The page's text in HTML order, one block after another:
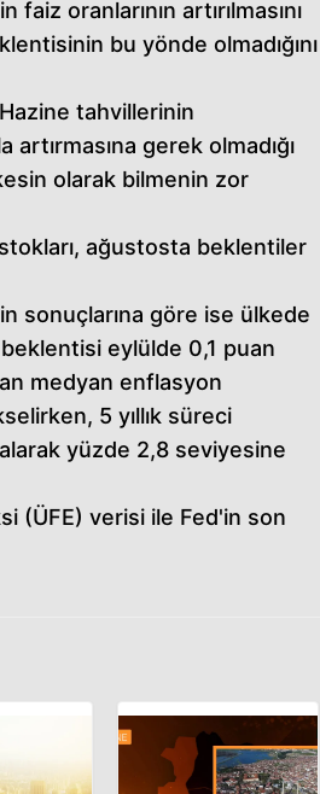
oranlarının artırılmasını
bu yönde olmadığını
tahvillerinin
gerek olmadığı
olarak bilmenin zor
ağustosta beklentiler
sonuçlarına göre ise ülkede
eylülde 0,1 puan
medyan enflasyon
5 yıllık süreci
yüzde 2,8 seviyesine
(ÜFE) verisi ile Fed'in son